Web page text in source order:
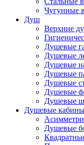
Чугунные
Душ
Верхние
Душевые
Душевые
Душевые
Душевые
Душевые
Душевые
Душевые
Душевые кабины
Душевые